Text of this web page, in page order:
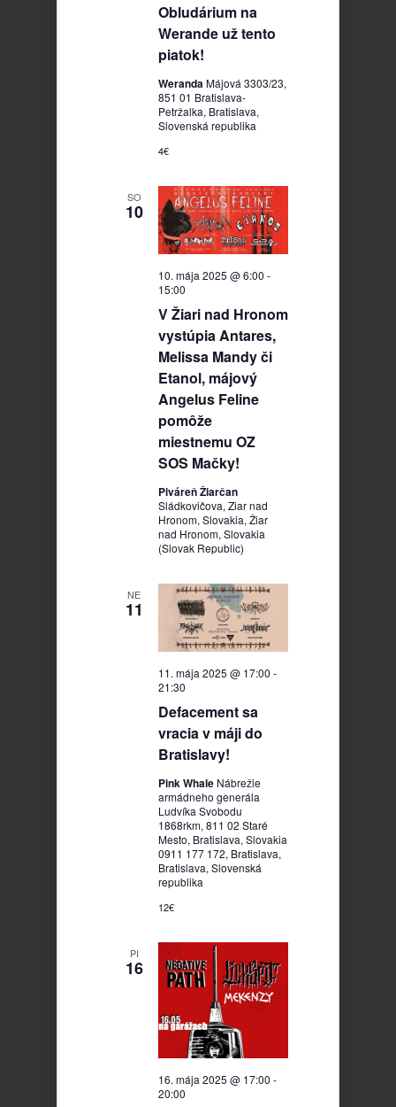
Obludárium na
Werande už tento
piatok!
WerandaMájová 3303/23,
851 01 Bratislava-
Petržalka, Bratislava,
Slovenská republika
4€
SO
10
V Žiari nad Hronom
vystúpia Antares,
Melissa Mandy či
Etanol, májový
Angelus Feline
pomôže
miestnemu OZ
SOS Mačky!
10. mája 2025 @ 6:00 -
15:00
Piváreň Žiarčan
Sládkovičova, Ziar nad
Hronom, Slovakia, Žiar
nad Hronom, Slovakia
(Slovak Republic)
NE
11
Defacement sa
vracia v máji do
Bratislavy!
11. mája 2025 @ 17:00 -
21:30
Pink Whale Nábrežie
armádneho generála
Ludvíka Svobodu
1868rkm, 811 02 Staré
Mesto, Bratislava, Slovakia
0911 177 172, Bratislava,
Bratislava, Slovenská
republika
12€
PI
16
16. mája 2025 @ 17:00 -
20:00